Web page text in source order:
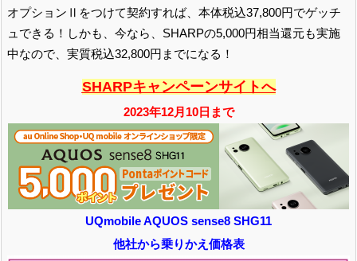
オプションⅡをつけて契約すれば、本体税込37,800円でゲッチ
ュできる！しかも、今なら、SHARPの5,000円相当還元も実施
中なので、実質税込32,800円までになる！
SHARPキャンペーンサイトへ
2023年12月10日 まで
UQmobile AQUOS sense8 SHG11
他社から乗りかえ価格表